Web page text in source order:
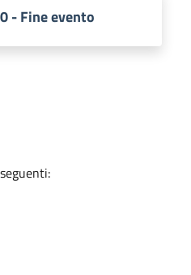
- Fine evento